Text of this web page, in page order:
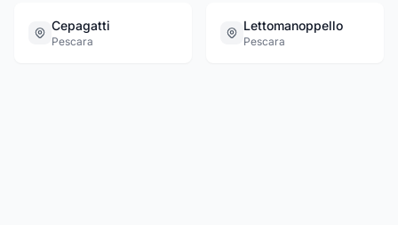
Cepagatti
Pescara
Lettomanoppello
Pescara